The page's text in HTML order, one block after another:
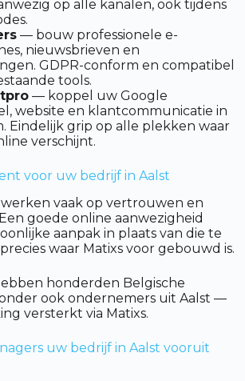
op alle kanalen, ook tijdens
— bouw professionele e-
nieuwsbrieven en
GDPR-conform en compatibel
tools.
— koppel uw Google
website en klantcommunicatie in
Eindelijk grip op alle plekken waar
verschijnt.
voor uw bedrijf in Aalst
werken vaak op vertrouwen en
goede online aanwezigheid
aanpak in plaats van die te
waar Matixs voor gebouwd is.
honderden Belgische
ook ondernemers uit Aalst —
versterkt via Matixs.
uw bedrijf in Aalst vooruit